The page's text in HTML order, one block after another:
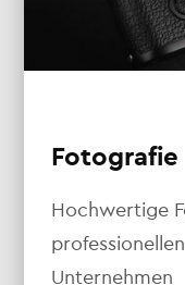
Fotografie
Hochwertige
Unternehmen